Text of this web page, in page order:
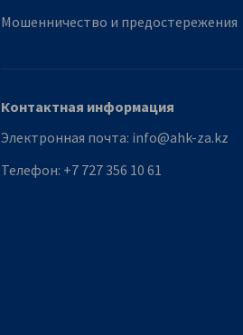
Мошенничество и предостережения
Контактная информация
Электронная почта: info@ahk-za.kz
Телефон: +7 727 356 10 61